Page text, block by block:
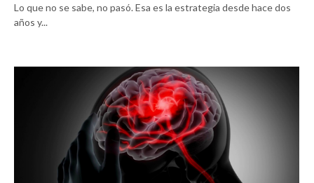
Lo que no se sabe, no pasó. Esa es la estrategia desde hace dos
años y...